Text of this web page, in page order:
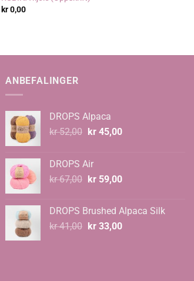
kr0,00
ANBEFALINGER
DROPS Alpaca
kr52,00 Opprinnelig
kr 52,00.
kr45,00Nåværende
DROPS Air
kr67,00 Opprinnelig
kr 67,00.
kr59,00Nåværende
kr 59,00.
DROPS Brushed Alpaca Silk
kr41,00 Opprinnelig
kr33,00Nåværende